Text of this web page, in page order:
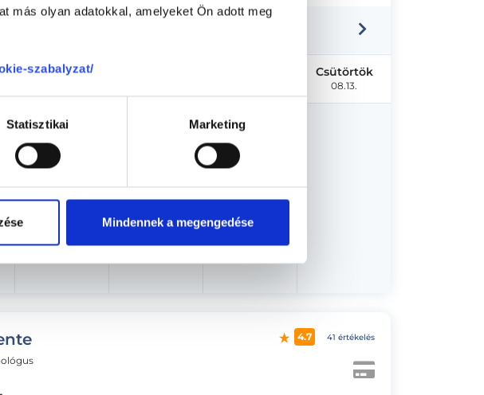
más olyan adatokkal, amelyeket Ön adott meg
szabalyzat/
Statisztikai Marketing
Mindennek a megengedése
Hétfő Csütörtök
08.13.
4.7 41 értékelés